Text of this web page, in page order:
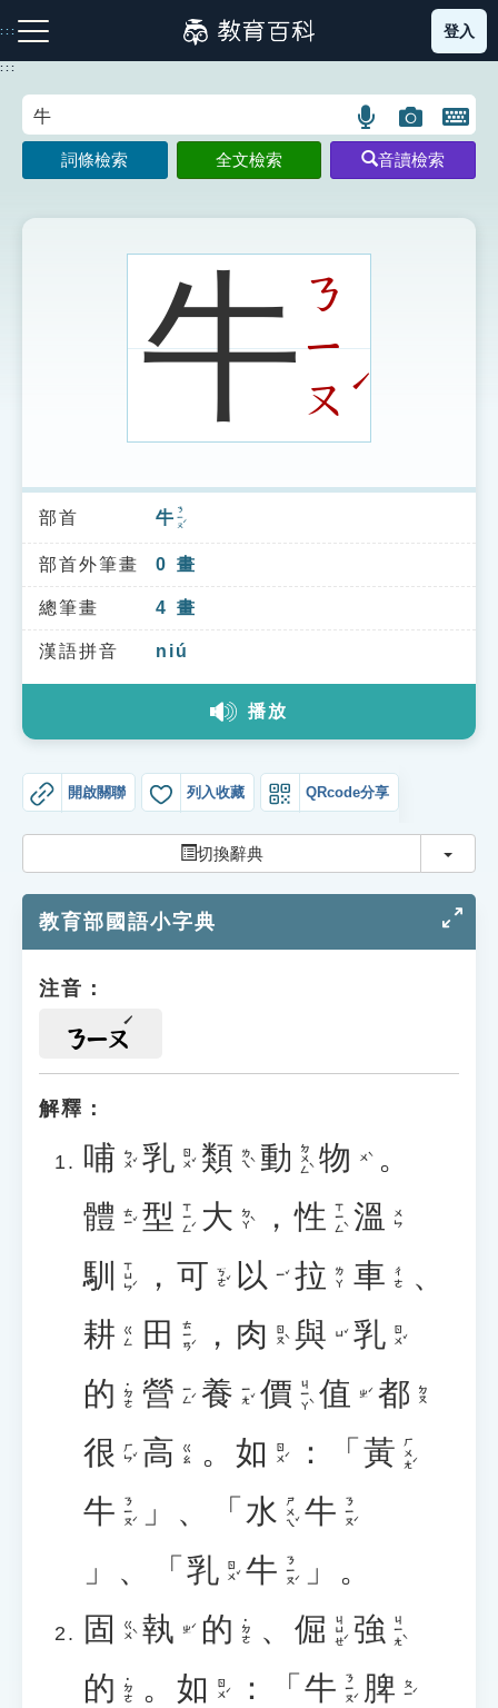
到
主
:::
注音索引圖示 筆畫索引圖示 部首索引表圖示
索引選單
知識索引
單字索引
生命大百科索引
登入
:::
語
言
搜
示
圖
片
搜
開
鍵
圖
詞條檢索 全文檢索 音讀檢索
牛ㄋ
ㄧ
ㄡ
ˊ
部首 牛 ㄋㄧㄡˊ
部首外筆畫 0 畫
總筆畫 4 畫
漢語拼音 niú
播放
開啟關聯 列入收藏 QRcode分享
切換辭典 切換
教育部國語小字典
注音：
ㄋㄧㄡ
解釋：
哺 ㄅㄨˇ 乳 ㄖㄨˇ 類 ㄌㄟˋ 動 ㄉㄨㄥˋ 物 ㄨˋ
。
體 ㄊㄧˇ 型 ㄒㄧㄥˊ 大 ㄉㄚˋ ，性 ㄒㄧㄥˋ 溫 ㄨㄣ
馴 ㄒㄩㄣˊ ， 可 ㄎㄜˇ 以 ㄧˇ 拉 ㄌㄚ 車 ㄔㄜ
、
耕 ㄍㄥ 田 ㄊㄧㄢˊ ， 肉 ㄖㄡˋ 與 ㄩˇ 乳 ㄖㄨˇ
的 ˙ㄉㄜ 營 ㄧㄥˊ 養 ㄧㄤˇ 價 ㄐㄧㄚˋ 值 ㄓˊ 都 ㄉㄡ
很 ㄏㄣˇ 高 ㄍㄠ 。 如 ㄖㄨˊ ：「 黃 ㄏㄨㄤˊ
牛 ㄋㄧㄡˊ 」、「 水 ㄕㄨㄟˇ 牛 ㄋㄧㄡˊ
」、「 乳 ㄖㄨˇ 牛 ㄋㄧㄡˊ
」。
固
ㄍㄨˋ 執 ㄓˊ 的 ˙ㄉㄜ 、 倔 ㄐㄩㄝˊ 強 ㄐㄧㄤˋ
的 ˙ㄉㄜ 。 如 ㄖㄨˊ ：「 牛 ㄋㄧㄡˊ 脾 ㄆㄧˊ